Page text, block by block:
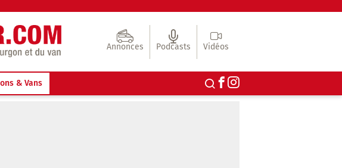
Annonces Podcasts Vidéos
& Vans